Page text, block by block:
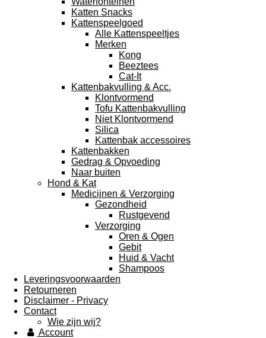
Katten Snacks
Kattenspeelgoed
Alle Kattenspeeltjes
Merken
Kong
Beeztees
Cat-It
Kattenbakvulling & Acc.
Klontvormend
Tofu Kattenbakvulling
Niet Klontvormend
Silica
Kattenbak accessoires
Kattenbakken
Gedrag & Opvoeding
Naar buiten
Hond & Kat
Medicijnen & Verzorging
Gezondheid
Rustgevend
Verzorging
Oren & Ogen
Gebit
Huid & Vacht
Shampoos
Leveringsvoorwaarden
Retourneren
Disclaimer - Privacy
Contact
Wie zijn wij?
Account